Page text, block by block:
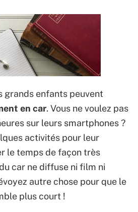
grands enfants peuvent
en car. Vous ne voulez pas
sur leurs smartphones ?
activités pour leur
le temps de façon très
car ne diffuse ni film ni
autre chose pour que le
plus court !